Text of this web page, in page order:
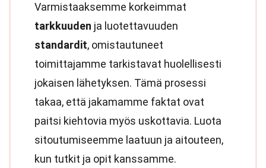
Varmistaaksemme korkeimmat
tarkkuuden ja luotettavuuden
standardit, omistautuneet
toimittajamme tarkistavat huolellisesti
jokaisen lähetyksen. Tämä prosessi
takaa, että jakamamme faktat ovat
paitsi kiehtovia myös uskottavia. Luota
sitoutumiseemme laatuun ja aitouteen,
kun tutkit ja opit kanssamme.